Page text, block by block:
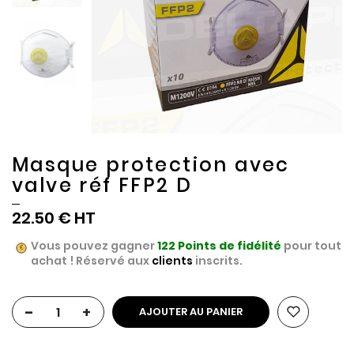
Masque protection avec
valve réf FFP2 D
22.50 €
Vous pouvez gagner122 Points de fidélité pour tout
achat ! Réservé aux clients inscrits.
- + AJOUTER AU PANIER
gallery
gallery